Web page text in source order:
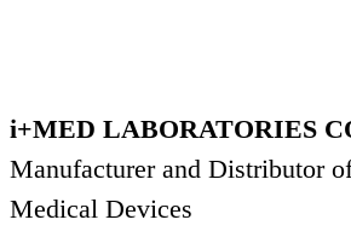
i+MED LABORATORIES
Manufacturer and Distributor
Medical Devices